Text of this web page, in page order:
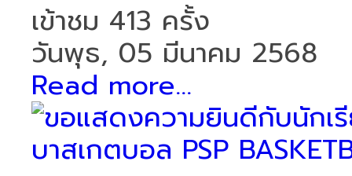
เข้าชม 413 ครั้ง
วันพุธ, 05 มีนาคม 2568
Read more...